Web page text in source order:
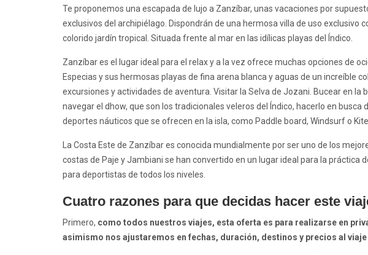
Te proponemos una escapada de lujo a Zanzíbar, unas vacaciones por
exclusivos del archipiélago. Dispondrán de una hermosa villa de uso exclusivo
colorido jardín tropical. Situada frente al mar en las idílicas playas del Índico.
Zanzíbar es el lugar ideal para el relax y a la vez ofrece muchas opciones de
Especias y sus hermosas playas de fina arena blanca y aguas de un increíble
excursiones y actividades de aventura. Visitar la Selva de Jozani. Bucear en la
navegar el dhow, que son los tradicionales veleros del Índico, hacerlo en busca
deportes náuticos que se ofrecen en la isla, como Paddle board, Windsurf o
La Costa Este de Zanzíbares conocida mundialmente por ser uno de los
costas de Paje y Jambiani se han convertido en un lugar ideal para la práctica
para deportistas de todos los niveles.
Cuatro razones para que decidas hacer este
Primero, como todos nuestros viajes, esta oferta es para realizarse en
asimismo nos ajustaremos en fechas, duración, destinos y precios al viaje